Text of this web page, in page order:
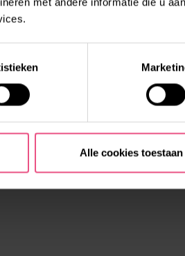
Alle cookies toestaan